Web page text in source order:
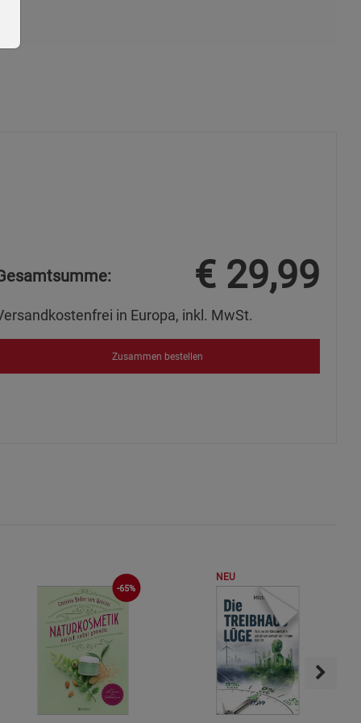
€ 29,99
in Europa, inkl. MwSt.
Zusammen bestellen
-65%
NEU